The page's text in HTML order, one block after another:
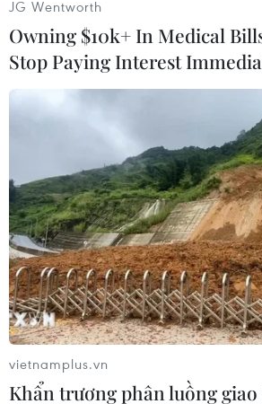
sỹ Trung đoàn 741 đã lập tức
tiến hành tu sửa lại điểm
chiến sỹ đã sửa, sơn lại toàn bộ
lại hàng rào kiên cố... Nhờ sự
chiến sỹ, điểm trường như
tấm áo mới sắc màu hơn, các
em học cũng thêm phần phấn
dưới một mái trường sạch đẹp
JG Wentworth
Owning $10k+ In Medical
Stop Paying Interest
vietnamplus.vn
Khẩn trương phân luồng giao